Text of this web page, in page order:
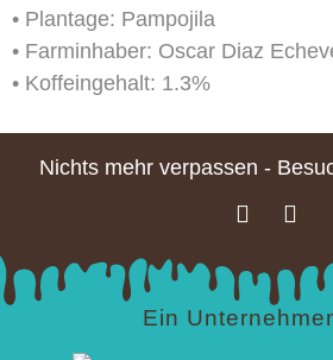
• Plantage: Pampojila
• Farminhaber: Oscar Diaz
• Koffeingehalt: 1.3%
Nichts mehr verpassen -
Ein